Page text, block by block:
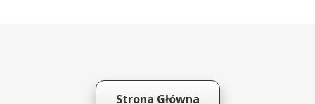
Strona Główna